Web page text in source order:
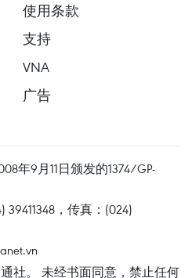
使用条款
支持
VNA
广告
年9月11日颁发的1374/GP-
39411348，传真：(024)
社。 未经书面同意，禁止任何